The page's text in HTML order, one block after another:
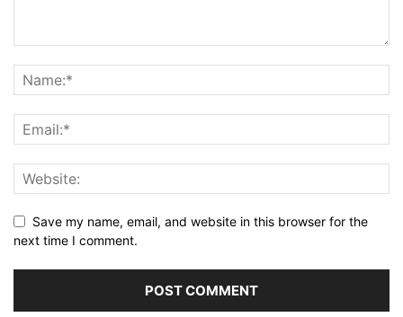
Save my name, email, and website in this browser for the
next time I comment.